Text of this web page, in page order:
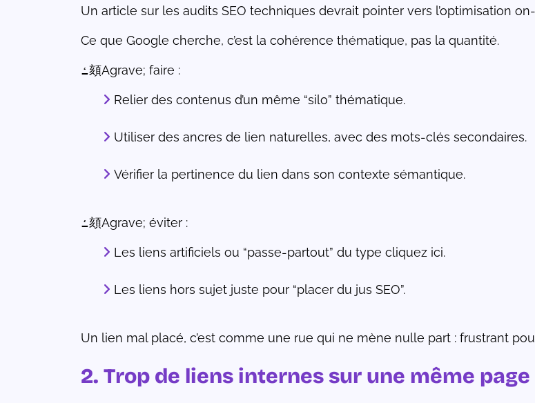
Un article sur les audits SEO techniques devrait pointer vers l’optimisation
Ce que Google cherche, c’est la cohérence thématique, pas la quantité.
ߑ頦Agrave; faire :
Relier des contenus d’un même “silo” thématique.
Utiliser des ancres de lien naturelles, avec des mots-clés secondaires.
Vérifier la pertinence du lien dans son contexte sémantique.
ߑ頦Agrave; éviter :
Les liens artificiels ou “passe-partout” du type cliquez ici.
Les liens hors sujet juste pour “placer du jus SEO”.
Un lien mal placé, c’est comme une rue qui ne mène nulle part : frustrant
2. Trop de liens internes sur une même page